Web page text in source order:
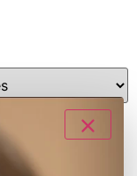
- 15%